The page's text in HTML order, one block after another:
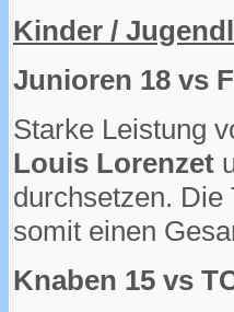
Kinder /
Junioren 18 vs
Starke Leistung
Louis Lorenzet
durchsetzen. Die
somit einen
Knaben 15 vs